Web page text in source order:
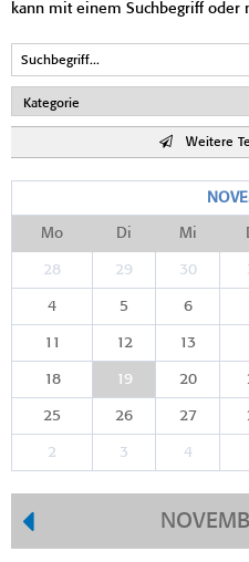
kann mit einem Suchbegriff oder
Weitere
Mo Di Mi
28 29 30
4 5 6
11 12 13
18 19 20
25 26 27
2 3 4